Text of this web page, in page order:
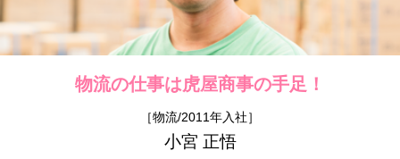
物流の仕事は虎屋商事の手足！
［物流/2011年入社］
小宮 正悟